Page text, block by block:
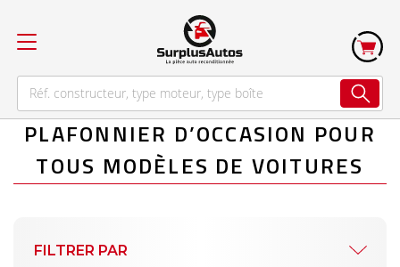
PLAFONNIER D’OCCASION POUR
TOUS MODÈLES DE VOITURES
FILTRER PAR